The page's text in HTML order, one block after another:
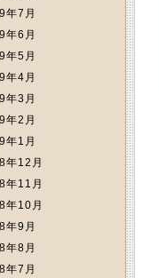
年7月
年6月
年5月
年4月
年3月
年2月
年1月
年12月
年11月
年10月
年9月
年8月
年7月